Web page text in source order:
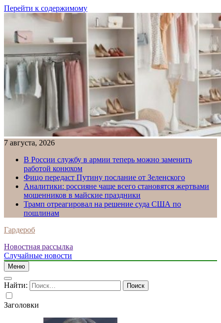
Перейти к содержимому
7 августа, 2026
В России службу в армии теперь можно заменить
работой конюхом
Фицо передаст Путину послание от Зеленского
Аналитики: россияне чаще всего становятся жертвами
мошенников в майские праздники
Трамп отреагировал на решение суда США по
пошлинам
Гардероб
Новостная рассылка
Случайные новости
Меню
Найти:
Заголовки